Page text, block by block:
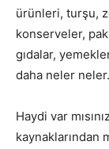
ürünleri, turşu,
konserveler,
gıdalar,
daha neler
Haydi var
kaynaklarından